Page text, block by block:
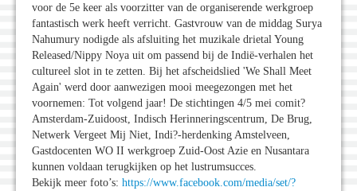
voor de 5e keer als voorzitter van de organiserende werkgroep
fantastisch werk heeft verricht. Gastvrouw van de middag Surya
Nahumury nodigde als afsluiting het muzikale drietal Young
Released/Nippy Noya uit om passend bij de Indië-verhalen het
cultureel slot in te zetten. Bij het afscheidslied 'We Shall Meet
Again' werd door aanwezigen mooi meegezongen met het
voornemen: Tot volgend jaar! De stichtingen 4/5 mei comit?
Amsterdam-Zuidoost, Indisch Herinneringscentrum, De Brug,
Netwerk Vergeet Mij Niet, Indi?-herdenking Amstelveen,
Gastdocenten WO II werkgroep Zuid-Oost Azie en Nusantara
kunnen voldaan terugkijken op het lustrumsucces.
Bekijk meer foto’s: https://www.facebook.com/media/set/?